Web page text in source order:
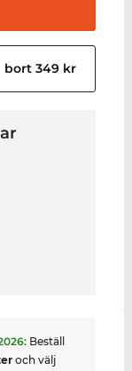
bort 349 kr
: Beställ
och välj